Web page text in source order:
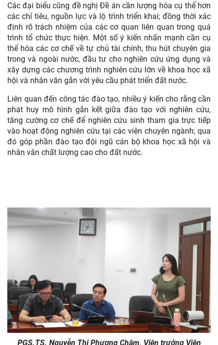
Các đại biểu cũng đề nghị Đề án cần lượng hóa cụ thể hơn
các chỉ tiêu, nguồn lực và lộ trình triển khai; đồng thời xác
định rõ trách nhiệm của các cơ quan liên quan trong quá
trình tổ chức thực hiện. Một số ý kiến nhấn mạnh cần cụ
thể hóa các cơ chế về tự chủ tài chính, thu hút chuyên gia
trong và ngoài nước, đầu tư cho nghiên cứu ứng dụng và
xây dựng các chương trình nghiên cứu lớn về khoa học xã
hội và nhân văn gắn với yêu cầu phát triển đất nước.
Liên quan đến công tác đào tạo, nhiều ý kiến cho rằng cần
phát huy mô hình gắn kết giữa đào tạo với nghiên cứu,
tăng cường cơ chế để nghiên cứu sinh tham gia trực tiếp
vào hoạt động nghiên cứu tại các viện chuyên ngành; qua
đó góp phần đào tạo đội ngũ cán bộ khoa học xã hội và
nhân văn chất lượng cao cho đất nước.
PGS.TS. Nguyễn Thị Phương Châm, Viện trưởng Viện